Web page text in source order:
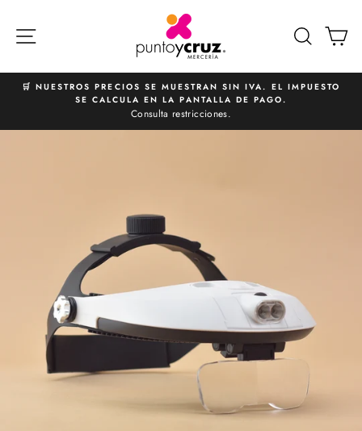
directamente
diapositivas
🛒 NUESTROS PRECIOS SE MUESTRAN SIN IVA. EL IMPUESTO
SE CALCULA EN LA PANTALLA DE PAGO.
Consulta restricciones.